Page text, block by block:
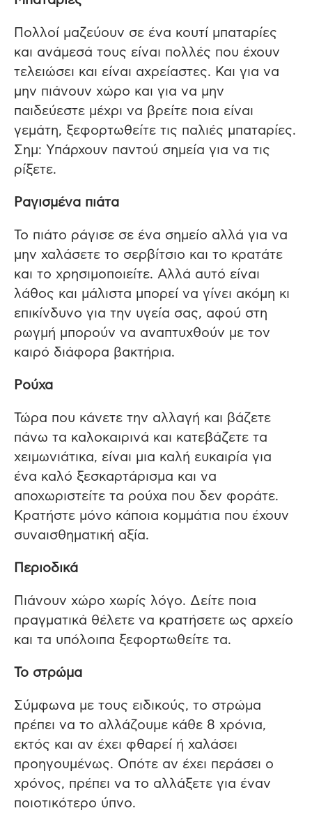
Πολλοί μαζεύουν σε ένα κουτί μπαταρίες
και ανάμεσά τους είναι πολλές που έχουν
τελειώσει και είναι αχρείαστες. Και για να
μην πιάνουν χώρο και για να μην
παιδεύεστε μέχρι να βρείτε ποια είναι
γεμάτη, ξεφορτωθείτε τις παλιές μπαταρίες.
Σημ: Υπάρχουν παντού σημεία για να τις
ρίξετε.
Ραγισμένα πιάτα
Το πιάτο ράγισε σε ένα σημείο αλλά για να
μην χαλάσετε το σερβίτσιο και το κρατάτε
και το χρησιμοποιείτε. Αλλά αυτό είναι
λάθος και μάλιστα μπορεί να γίνει ακόμη κι
επικίνδυνο για την υγεία σας, αφού στη
ρωγμή μπορούν να αναπτυχθούν με τον
καιρό διάφορα βακτήρια.
Ρούχα
Τώρα που κάνετε την αλλαγή και βάζετε
πάνω τα καλοκαιρινά και κατεβάζετε τα
χειμωνιάτικα, είναι μια καλή ευκαιρία για
ένα καλό ξεσκαρτάρισμα και να
αποχωριστείτε τα ρούχα που δεν φοράτε.
Κρατήστε μόνο κάποια κομμάτια που έχουν
συναισθηματική αξία.
Περιοδικά
Πιάνουν χώρο χωρίς λόγο. Δείτε ποια
πραγματικά θέλετε να κρατήσετε ως αρχείο
και τα υπόλοιπα ξεφορτωθείτε τα.
Το στρώμα
Σύμφωνα με τους ειδικούς, το στρώμα
πρέπει να το αλλάζουμε κάθε 8 χρόνια,
εκτός και αν έχει φθαρεί ή χαλάσει
προηγουμένως. Οπότε αν έχει περάσει ο
χρόνος, πρέπει να το αλλάξετε για έναν
ποιοτικότερο ύπνο.